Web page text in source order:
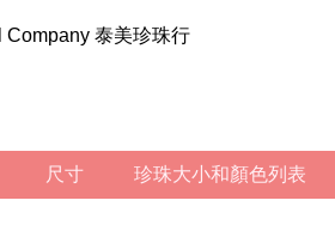
Company 泰美珍珠行
尺寸 珍珠大小和顏色列表